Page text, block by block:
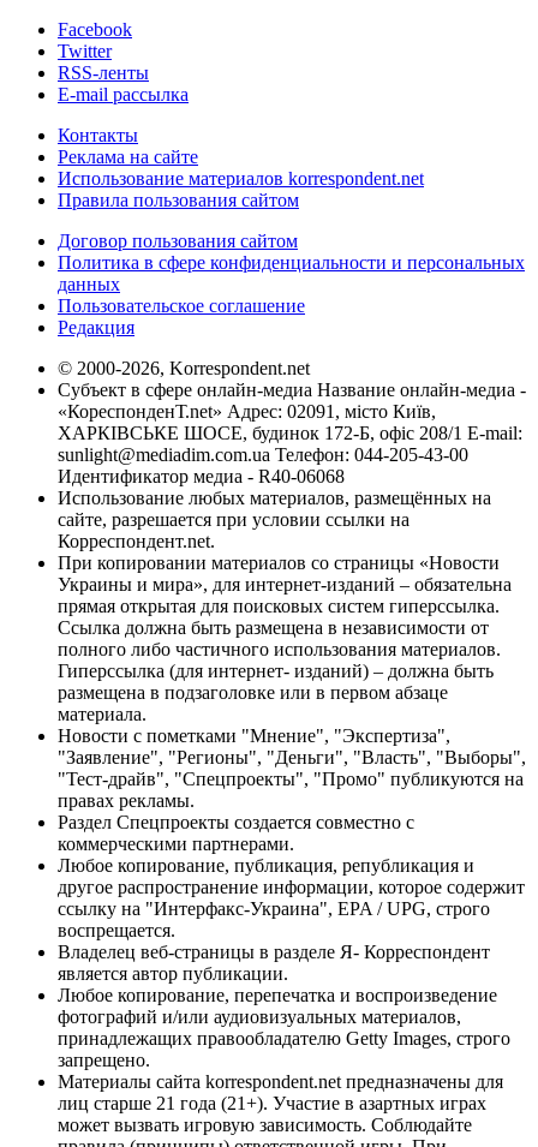
Facebook
Twitter
RSS-ленты
E-mail рассылка
Контакты
Реклама на сайте
Использование материалов korrespondent.net
Правила пользования сайтом
Договор пользования сайтом
Политика в сфере конфиденциальности и персональных
данных
Пользовательское соглашение
Редакция
© 2000-2026, Korrespondent.net
Субъект в сфере онлайн-медиа Название онлайн-медиа -
«КореспонденТ.net» Адрес: 02091, місто Київ,
ХАРКІВСЬКЕ ШОСЕ, будинок 172-Б, офіс 208/1 E-mail:
sunlight@mediadim.com.ua Телефон: 044-205-43-00
Идентификатор медиа - R40-06068
Использование любых материалов, размещённых на
сайте, разрешается при условии ссылки на
Корреспондент.net.
При копировании материалов со страницы «Новости
Украины и мира», для интернет-изданий – обязательна
прямая открытая для поисковых систем гиперссылка.
Ссылка должна быть размещена в независимости от
полного либо частичного использования материалов.
Гиперссылка (для интернет- изданий) – должна быть
размещена в подзаголовке или в первом абзаце
материала.
Новости с пометками "Мнение", "Экспертиза",
"Заявление", "Регионы", "Деньги", "Власть", "Выборы",
"Тест-драйв", "Спецпроекты", "Промо" публикуются на
правах рекламы.
Раздел Спецпроекты создается совместно с
коммерческими партнерами.
Любое копирование, публикация, републикация и
другое распространение информации, которое содержит
ссылку на "Интерфакс-Украина", EPA / UPG, строго
воспрещается.
Владелец веб-страницы в разделе Я- Корреспондент
является автор публикации.
Любое копирование, перепечатка и воспроизведение
фотографий и/или аудиовизуальных материалов,
принадлежащих правообладателю Getty Images, строго
запрещено.
Материалы сайта korrespondent.net предназначены для
лиц старше 21 года (21+). Участие в азартных играх
может вызвать игровую зависимость. Соблюдайте